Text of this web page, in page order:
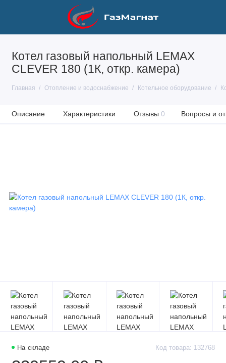
Котел газовый напольный LEMAX
CLEVER 180 (1К, откр. камера)
Главная Отопление и водоснабжение Котельное оборудование
Описание Характеристики Отзывы 0 Вопросы и
На складе Код товара: 132768